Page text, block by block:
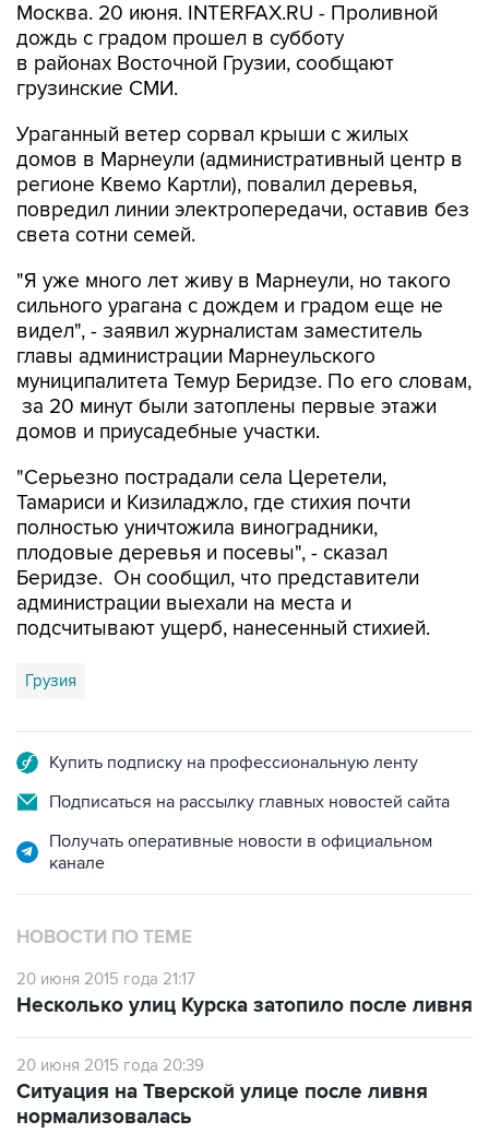
Москва. 20 июня. INTERFAX.RU - Проливной
дождь с градом прошел в субботу
в районах Восточной Грузии, сообщают
грузинские СМИ.
Ураганный ветер сорвал крыши с жилых
домов в Марнеули (административный центр в
регионе Квемо Картли), повалил деревья,
повредил линии электропередачи, оставив без
света сотни семей.
"Я уже много лет живу в Марнеули, но такого
сильного урагана с дождем и градом еще не
видел", - заявил журналистам заместитель
главы администрации Марнеульского
муниципалитета Темур Беридзе. По его словам,
за 20 минут были затоплены первые этажи
домов и приусадебные участки.
"Серьезно пострадали села Церетели,
Тамариси и Кизиладжло, где стихия почти
полностью уничтожила виноградники,
плодовые деревья и посевы", - сказал
Беридзе. Он сообщил, что представители
администрации выехали на места и
подсчитывают ущерб, нанесенный стихией.
Грузия
Купить подписку на профессиональную ленту
Подписаться на рассылку главных новостей сайта
Получать оперативные новости в официальном
канале
НОВОСТИ ПО ТЕМЕ
20 июня 2015 года 21:17
Несколько улиц Курска затопило после ливня
20 июня 2015 года 20:39
Ситуация на Тверской улице после ливня
нормализовалась